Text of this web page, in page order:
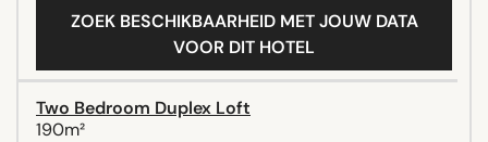
ZOEK BESCHIKBAARHEID MET JOUW DATA
VOOR DIT HOTEL
Two Bedroom Duplex Loft
190m²